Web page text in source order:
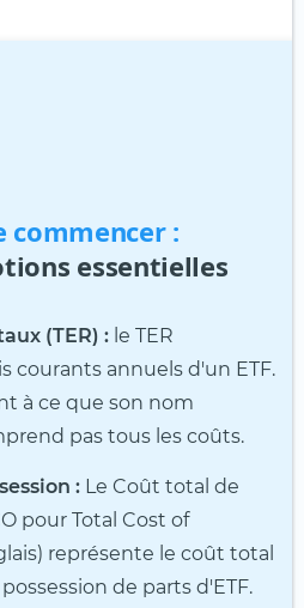
commencer :
essentielles
(TER) : le TER
courants annuels d'un ETF.
à ce que son nom
pas tous les coûts.
: Le Coût total de
pour Total Cost of
représente le coût total
de parts d'ETF.